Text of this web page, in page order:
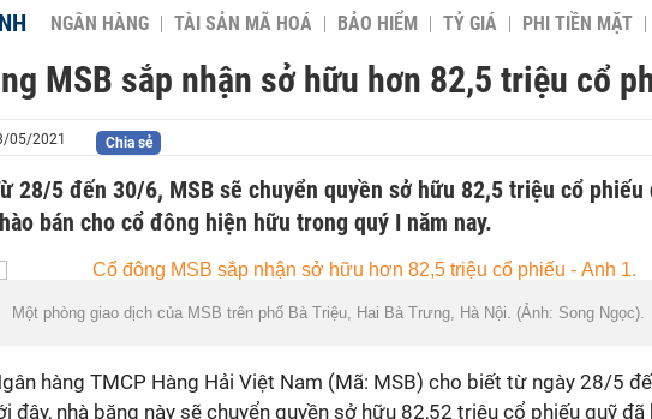
NGÂN HÀNG TÀI SẢN MÃ HOÁ BẢO HIỂM TỶ GIÁ PHI TIỀN MẶT
MSB sắp nhận sở hữu hơn 82,5 triệu cổ
05/2021 Chia sẻ
28/5 đến 30/6, MSB sẽ chuyển quyền sở hữu 82,5 triệu cổ phiếu
bán cho cổ đông hiện hữu trong quý I năm nay.
Một phòng giao dịch của MSB trên phố Bà Triệu, Hai Bà Trưng, Hà Nội. (Ảnh: Song Ngọc).
hàng TMCP Hàng Hải Việt Nam (Mã: MSB) cho biết từ ngày 28/5
đây, nhà băng này sẽ chuyển quyền sở hữu 82,52 triệu cổ phiếu quỹ đã